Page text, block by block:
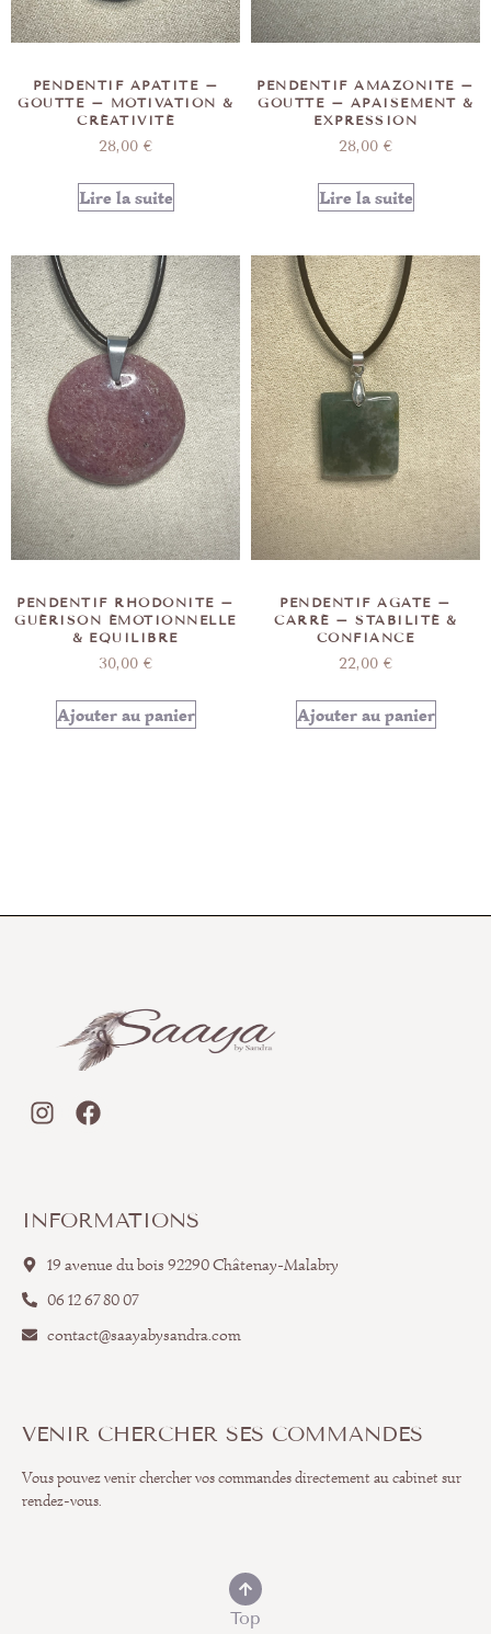
PENDENTIF APATITE –
GOUTTE – MOTIVATION &
CRÉATIVITÉ
28,00 €
Lire la suite
PENDENTIF AMAZONITE –
GOUTTE – APAISEMENT &
EXPRESSION
28,00 €
Lire la suite
PENDENTIF RHODONITE –
GUÉRISON ÉMOTIONNELLE
& EQUILIBRE
30,00 €
Ajouter au panier
PENDENTIF AGATE –
CARRÉ – STABILITÉ &
CONFIANCE
22,00 €
Ajouter au panier
INFORMATIONS
19 avenue du bois 92290 Châtenay-Malabry
06 12 67 80 07
contact@saayabysandra.com
VENIR CHERCHER SES COMMANDES
Vous pouvez venir chercher vos commandes directement au cabinet sur
rendez-vous.
Top